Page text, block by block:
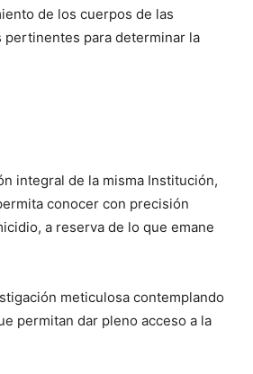
de los cuerpos de las
para determinar la
integral de la misma Institución,
conocer con precisión
a reserva de lo que emane
meticulosa contemplando
permitan dar pleno acceso a la